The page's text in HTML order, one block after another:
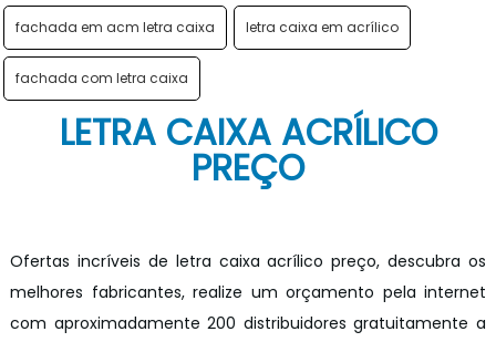
fachada em acm letra caixa letra caixa em acrílico
fachada com letra caixa
LETRA CAIXA ACRÍLICO
PREÇO
Ofertas incríveis de letra caixa acrílico preço, descubra os
melhores fabricantes, realize um orçamento pela internet
com aproximadamente 200 distribuidores gratuitamente a